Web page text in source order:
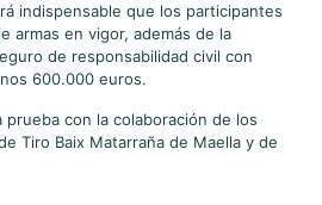
indispensable que los participantes
armas en vigor, además de la
de responsabilidad civil con
600.000 euros.
prueba con la colaboración de los
Tiro Baix Matarraña de Maella y de